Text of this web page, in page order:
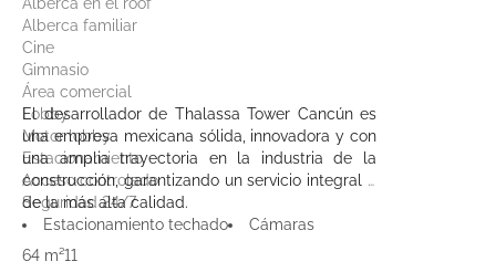
Alberca familiar
Cine
Gimnasio
Área comercial
Lobby
Motor lobby
Estacionamiento
Acceso controlado
Seguridad 24/7
El desarrollador de Thalassa Tower Cancún es
una empresa mexicana sólida, innovadora y con
una amplia trayectoria en la industria de la
construcción, garantizando un servicio integral y
de la más alta calidad.
Estacionamiento techado
Cámaras
64 m²11